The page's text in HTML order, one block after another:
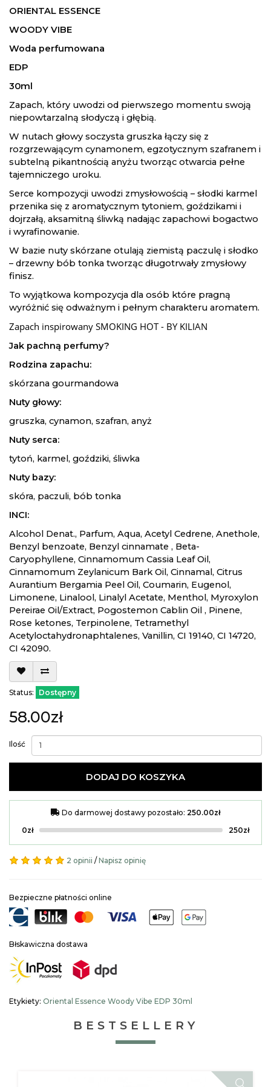
ORIENTAL ESSENCE
WOODY VIBE
Woda perfumowana
EDP
30ml
Zapach, który uwodzi od pierwszego momentu swoją
niepowtarzalną słodyczą i głębią.
W nutach głowy soczysta gruszka łączy się z
rozgrzewającym cynamonem, egzotycznym szafranem i
subtelną pikantnością anyżu tworząc otwarcia pełne
tajemniczego uroku.
Serce kompozycji uwodzi zmysłowością – słodki karmel
przenika się z aromatycznym tytoniem, goździkami i
dojrzałą, aksamitną śliwką nadając zapachowi bogactwo
i wyrafinowanie.
W bazie nuty skórzane otulają ziemistą paczulę i słodko
– drzewny bób tonka tworząc długotrwały zmysłowy
finisz.
To wyjątkowa kompozycja dla osób które pragną
wyróżnić się odważnym i pełnym charakteru aromatem.
Zapach inspirowany SMOKING HOT - BY KILIAN
Jak pachną perfumy?
Rodzina zapachu:
skórzana gourmandowa
Nuty głowy:
gruszka, cynamon, szafran, anyż
Nuty serca:
tytoń, karmel, goździki, śliwka
Nuty bazy:
skóra, paczuli, bób tonka
INCI:
Alcohol Denat., Parfum, Aqua, Acetyl Cedrene, Anethole,
Benzyl benzoate, Benzyl cinnamate , Beta-
Caryophyllene, Cinnamomum Cassia Leaf Oil,
Cinnamomum Zeylanicum Bark Oil, Cinnamal, Citrus
Aurantium Bergamia Peel Oil, Coumarin, Eugenol,
Limonene, Linalool, Linalyl Acetate, Menthol, Myroxylon
Pereirae Oil/Extract, Pogostemon Cablin Oil , Pinene,
Rose ketones, Terpinolene, Tetramethyl
Acetyloctahydronaphtalenes, Vanillin, CI 19140, CI 14720,
CI 42090.
Status: Dostępny
58.00zł
Ilość
DODAJ DO KOSZYKA
Do darmowej dostawy pozostało: 250.00zł
0zł
250zł
2 opinii /Napisz opinię
Bezpieczne płatności online
Błskawiczna dostawa
Etykiety: Oriental Essence Woody Vibe EDP 30ml
BESTSELLERY